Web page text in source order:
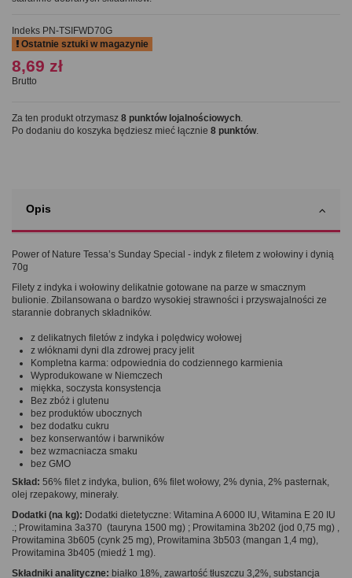
Indeks PN-TSIFWD70G
Ostatnie sztuki w magazynie
8,69 zł
Brutto
Za ten produkt otrzymasz 8 punktów lojalnościowych.
Po dodaniu do koszyka będziesz mieć łącznie 8 punktów.
Opis
Power of Nature Tessa’s Sunday Special - indyk z filetem z wołowiny i dynią
70g
Filety z indyka i wołowiny delikatnie gotowane na parze w smacznym
bulionie. Zbilansowana o bardzo wysokiej strawności i przyswajalności ze
starannie dobranych składników.
z delikatnych filetów z indyka i polędwicy wołowej
z włóknami dyni dla zdrowej pracy jelit
Kompletna karma: odpowiednia do codziennego karmienia
Wyprodukowane w Niemczech
miękka, soczysta konsystencja
Bez zbóż i glutenu
bez produktów ubocznych
bez dodatku cukru
bez konserwantów i barwników
bez wzmacniacza smaku
bez GMO
Skład: 56% filet z indyka, bulion, 6% filet wołowy, 2% dynia, 2% pasternak,
olej rzepakowy, minerały.
Dodatki (na kg): Dodatki dietetyczne: Witamina A 6000 IU, Witamina E 20 IU
.; Prowitamina 3a370 (tauryna 1500 mg) ; Prowitamina 3b202 (jod 0,75 mg) ,
Prowitamina 3b605 (cynk 25 mg), Prowitamina 3b503 (mangan 1,4 mg),
Prowitamina 3b405 (miedź 1 mg).
Składniki analityczne: białko 18%, zawartość tłuszczu 3,2%, substancja